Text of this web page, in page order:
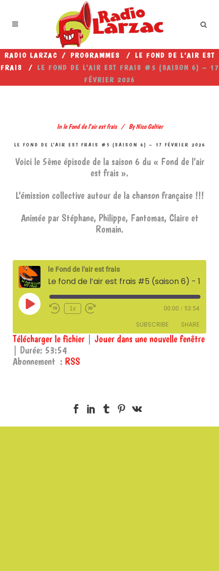
RADIO LARZAC / PROGRAMMES / LE FOND DE L'AIR EST
FRAIS
/ LE FOND DE L’AIR EST FRAIS #5 (SAISON 6) – 17
FÉVRIER 2026
In le Fond de l'air est frais By Nico Galtier
LE FOND DE L’AIR EST FRAIS #5 (SAISON 6) – 17 FÉVRIER 2026
Voici le 5ème épisode de la saison 6 du « Fond de l’air
est frais ».
L’émission collective autour de la chanson française !!!
Animée par Stéphane, Philippe, Fantomas, Claire et
Romain.
le Fond de l'air est frais
Play
Episode
1x 00:00 / 53:54
SUBSCRIBE SHARE
RSS
SHARE
Télécharger le fichier
Jouer dans une nouvelle fenêtre
Durée: 53:54
Abonnement : RSS